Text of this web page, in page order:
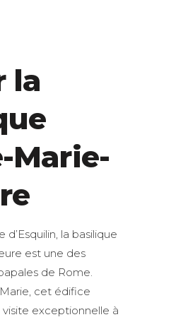
la
Marie-
d’Esquilin, la basilique
est une des
de Rome.
cet édifice
exceptionnelle à